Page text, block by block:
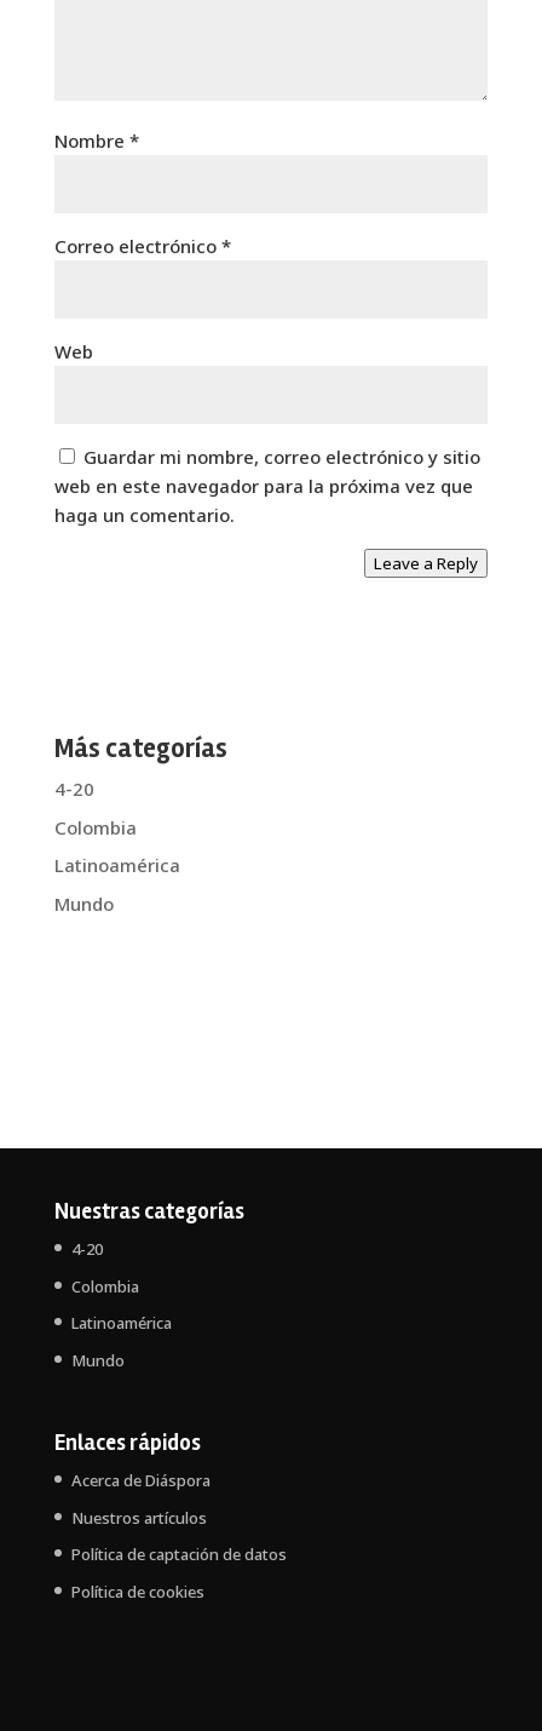
Nombre *
Correo electrónico *
Web
Guardar mi nombre, correo electrónico y sitio
web en este navegador para la próxima vez que
haga un comentario.
Leave a Reply
Más categorías
4-20
Colombia
Latinoamérica
Mundo
Nuestras categorías
4-20
Colombia
Latinoamérica
Mundo
Enlaces rápidos
Acerca de Diáspora
Nuestros artículos
Política de captación de datos
Política de cookies